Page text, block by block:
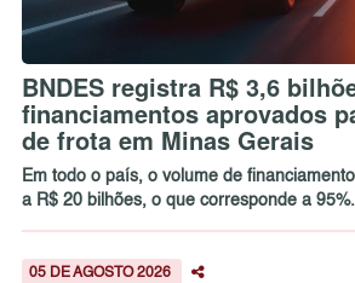
BNDES registra R$ 3,6
financiamentos aprovados
de frota em Minas Gerais
Em todo o país, o volume de
a R$ 20 bilhões, o que corresponde a
05 DE AGOSTO 2026